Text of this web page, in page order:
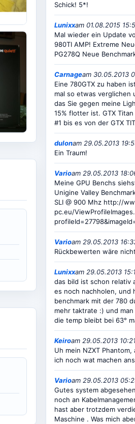
Schick! 5*!
Lunixxam 01.08.2015
Mal wieder ein Update
980TI AMP! Extreme
PG278Q Neue
Carnageam 30.05.2013
Eine 780GTX zu haben
mal so etwas verglichen
das Sie gegen meine
15% flotter ist. GTX
#1 bis es von der GTX
dulonam 29.05.2013
Ein Traum!
Varioam 29.05.2013
Meine GPU Benchs
Unigine Valley
SLI @ 900 Mhz http://
pc.eu/
Varioam 29.05.2013
Rückbewerten wäre
Lunixxam 29.05.2013
das bild ist schon relativ
es noch nachholen, und
benchmark mit der 780
mehr taktrate :) und
die temp bleibt bei 63°
Keiroam 29.05.2013
Uh mein NZXT
ich noch wat machen
Varioam 29.05.2013
Gutes system
noch an
hast aber trotzdem
Maschine . Was mich